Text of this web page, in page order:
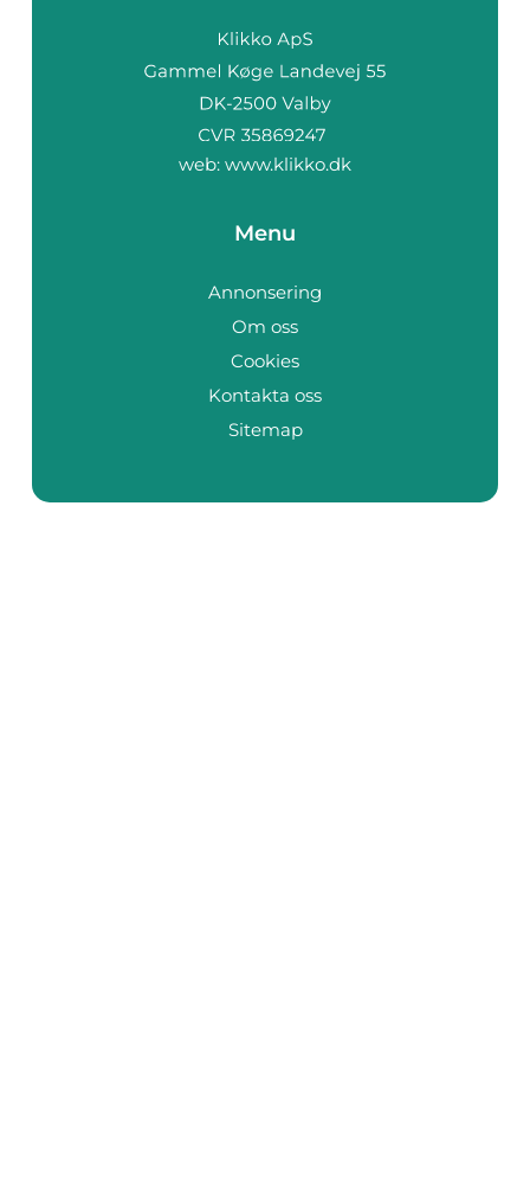
web: www.klikko.dk
Menu
Annonsering
Om oss
Cookies
Kontakta oss
Sitemap